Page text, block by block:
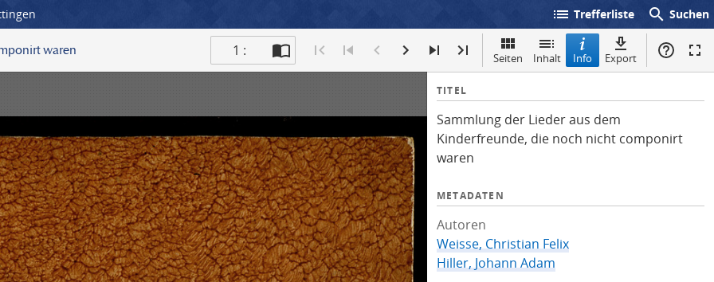
list Trefferliste search Suchen
waren 1 : Seiten Inhalt Info Export
I
f
o
TITEL
Sammlung der Lieder aus dem
Kinderfreunde, die noch nicht componirt
waren
METADATEN
Autoren
Weisse, Christian Felix
Hiller, Johann Adam